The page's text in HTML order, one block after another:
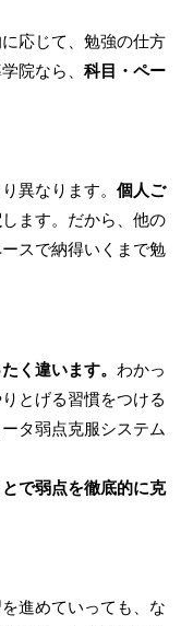
応じて、勉強の仕方
院なら、 科目・ペー
異なります。 個人ご
します。だから、他の
スで納得いくまで勉
く違います。 わかっ
とげる習慣をつける
タ弱点克服システム
で弱点を徹底的に克
進めていっても、な